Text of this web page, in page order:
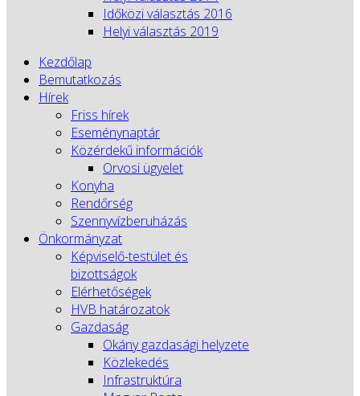
Időközi választás 2016
Helyi választás 2019
Kezdőlap
Bemutatkozás
Hírek
Friss hírek
Eseménynaptár
Közérdekű információk
Orvosi ügyelet
Konyha
Rendőrség
Szennyvízberuházás
Önkormányzat
Képviselő-testület és
bizottságok
Elérhetőségek
HVB határozatok
Gazdaság
Okány gazdasági helyzete
Közlekedés
Infrastruktúra